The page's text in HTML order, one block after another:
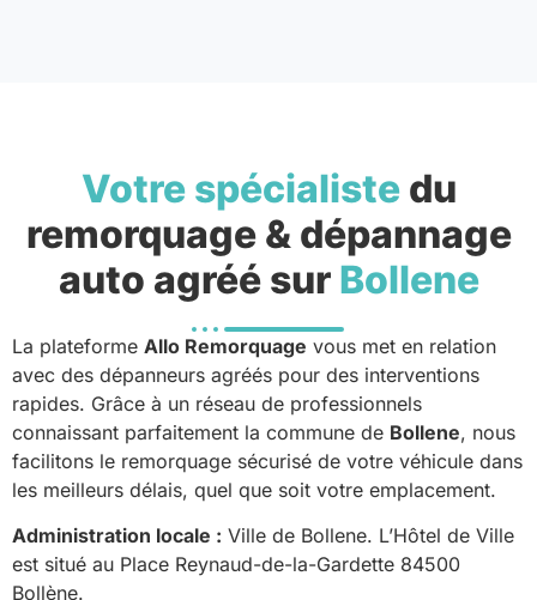
Votre spécialistedu
remorquage & dépannage
auto agréé sur Bollene
La plateforme Allo Remorquage vous met en relation
avec des dépanneurs agréés pour des interventions
rapides. Grâce à un réseau de professionnels
connaissant parfaitement la commune de Bollene, nous
facilitons le remorquage sécurisé de votre véhicule dans
les meilleurs délais, quel que soit votre emplacement.
Administration locale : Ville de Bollene. L’Hôtel de Ville
est situé au Place Reynaud-de-la-Gardette 84500
Bollène.